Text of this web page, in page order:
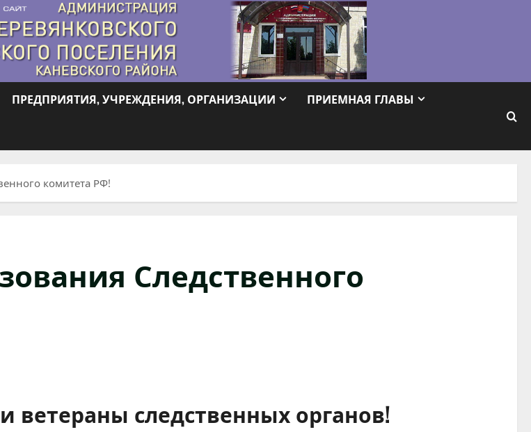
ПРЕДПРИЯТИЯ, УЧРЕЖДЕНИЯ, ОРГАНИЗАЦИИ ПРИЕМНАЯ ГЛАВЫ
комитета РФ!
Следственного
следственных органов!